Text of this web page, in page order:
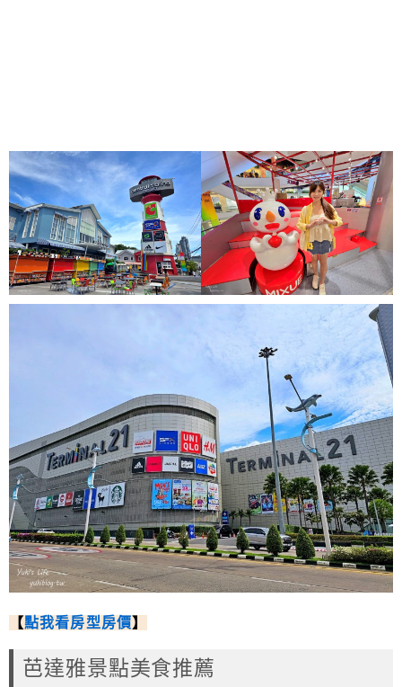
【點我看房型房價】
芭達雅景點美食推薦